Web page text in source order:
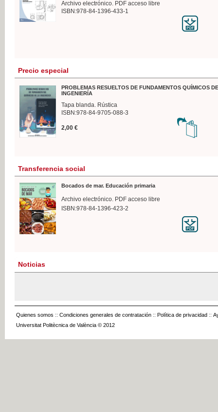
Archivo electrónico. PDF acceso libre
ISBN:978-84-1396-433-1
Precio especial
PROBLEMAS RESUELTOS DE FUNDAMENTOS QUÍMICOS
INGENIERÍA
Tapa blanda. Rústica
ISBN:978-84-9705-088-3
2,00 €
Transferencia social
Bocados de mar. Educación primaria
Archivo electrónico. PDF acceso libre
ISBN:978-84-1396-423-2
Noticias
Quienes somos :: Condiciones generales de contratación :: Política de privacidad ::
Universitat Politècnica de València © 2012